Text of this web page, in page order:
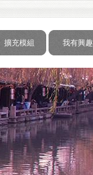
擴充模組 我有興趣